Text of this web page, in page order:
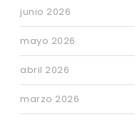
junio 2026
mayo 2026
abril 2026
marzo 2026